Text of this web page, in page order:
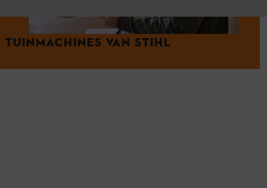
TUINMACHINES VAN STIHL